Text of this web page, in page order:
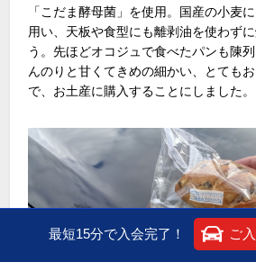
「こだま酵母菌」を使用。国産の小麦
用い、天板や食型にも離剥油を使わず
う。先ほどオコジュで食べたパンも陳
んのりと甘くてきめの細かい、とても
で、お土産に購入することにしました。
最短15分で入会完了！ ご